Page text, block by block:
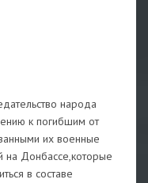
народа
к погибшим от
их военные
на Донбассе,которые
в составе